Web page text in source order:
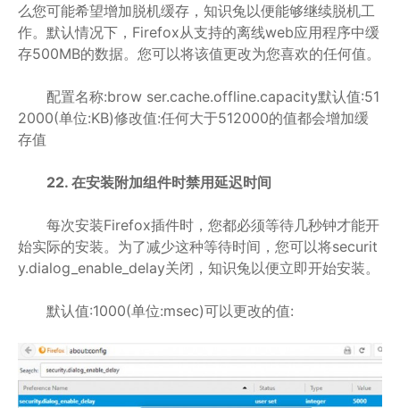
么您可能希望增加脱机缓存，知识兔以便能够继续脱机工
作。默认情况下，Firefox从支持的离线web应用程序中缓
存500MB的数据。您可以将该值更改为您喜欢的任何值。
配置名称:brow ser.cache.offline.capacity默认值:51
2000(单位:KB)修改值:任何大于512000的值都会增加缓
存值
22. 在安装附加组件时禁用延迟时间
每次安装Firefox插件时，您都必须等待几秒钟才能开
始实际的安装。为了减少这种等待时间，您可以将securit
y.dialog_enable_delay关闭，知识兔以便立即开始安装。
默认值:1000(单位:msec)可以更改的值: